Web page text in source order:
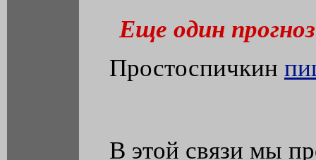
Еще один
Простоспичкин
В этой связи мы